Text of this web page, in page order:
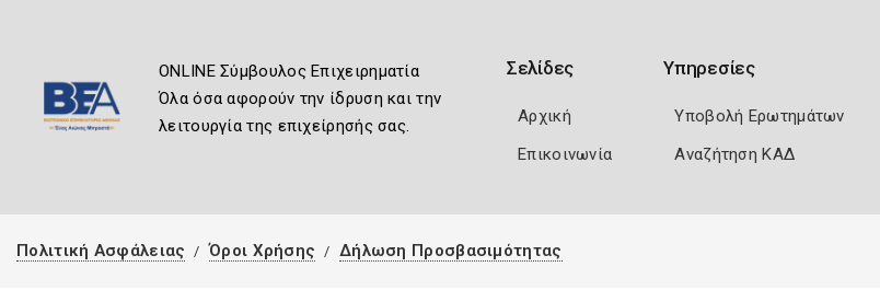
ONLINE Σύμβουλος Επιχειρηματία
Όλα όσα αφορούν την ίδρυση και την
λειτουργία της επιχείρησής σας.
Σελίδες
Αρχική
Επικοινωνία
Υπηρεσίες
Υποβολή Ερωτημάτων
Αναζήτηση ΚΑΔ
Πολιτική Ασφάλειας Όροι Χρήσης Δήλωση Προσβασιμότητας